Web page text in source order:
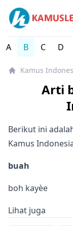
Kamus
A B C D
Kamus
Arti
Berikut ini
Kamus
buah
boh kayèe
Lihat juga